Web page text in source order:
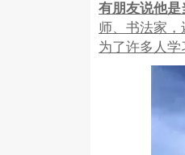
有朋友说他是
师、书法家
为了许多人学